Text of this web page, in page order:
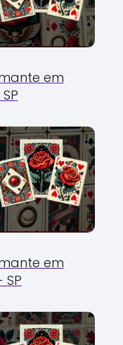
em
em